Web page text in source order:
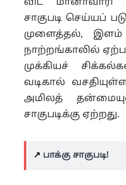
சாகுபடி செய்யப்
முளைத்தல், இளம்
நாற்றங்காலில்
முக்கியச்
வடிகால்
அமிலத்
சாகுபடிக்கு ஏற்றது.
↗️ பாக்கு சாகுபடி!